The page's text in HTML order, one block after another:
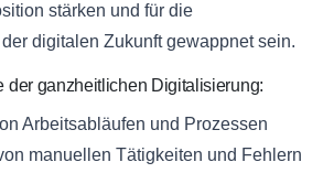
stärken und für die
digitalen Zukunft gewappnet sein.
der ganzheitlichen Digitalisierung:
Arbeitsabläufen und Prozessen
manuellen Tätigkeiten und Fehlern